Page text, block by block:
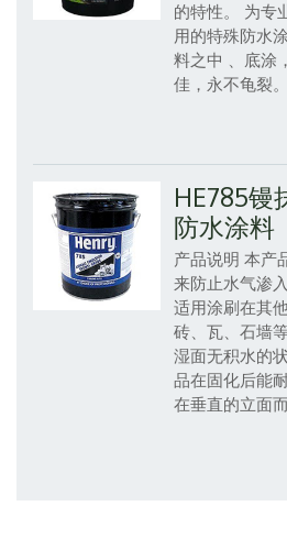
的特性。
为专
用的特殊防水涂
料之中 、底涂
佳，永不龟裂。
HE785镘
防水涂料
产品说明 本产
来防止水气渗
适用涂刷在其
砖、瓦、石墙
湿面无积水的
品在固化后能
在垂直的立面